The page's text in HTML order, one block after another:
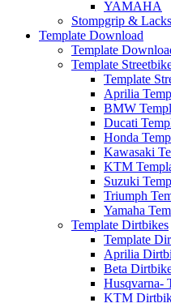
YAMAHA
Stompgrip &
Template Download
Template
Template
Template
Aprilia
BMW
Ducati
Honda
Kawasaki
KTM
Suzuki
Triumph
Yamaha
Template Dirtbikes
Template
Aprilia
Beta
Husqvarna-
KTM